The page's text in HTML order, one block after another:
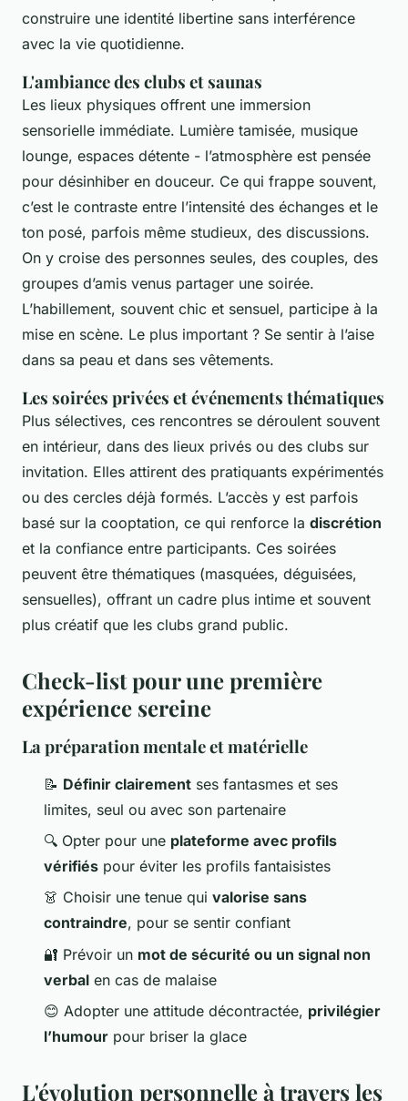
construire une identité libertine sans interférence
avec la vie quotidienne.
L'ambiance des clubs et saunas
Les lieux physiques offrent une immersion
sensorielle immédiate. Lumière tamisée, musique
lounge, espaces détente - l’atmosphère est pensée
pour désinhiber en douceur. Ce qui frappe souvent,
c’est le contraste entre l’intensité des échanges et le
ton posé, parfois même studieux, des discussions.
On y croise des personnes seules, des couples, des
groupes d’amis venus partager une soirée.
L’habillement, souvent chic et sensuel, participe à la
mise en scène. Le plus important ? Se sentir à l’aise
dans sa peau et dans ses vêtements.
Les soirées privées et événements thématiques
Plus sélectives, ces rencontres se déroulent souvent
en intérieur, dans des lieux privés ou des clubs sur
invitation. Elles attirent des pratiquants expérimentés
ou des cercles déjà formés. L’accès y est parfois
basé sur la cooptation, ce qui renforce la discrétion
et la confiance entre participants. Ces soirées
peuvent être thématiques (masquées, déguisées,
sensuelles), offrant un cadre plus intime et souvent
plus créatif que les clubs grand public.
Check-list pour une première
expérience sereine
La préparation mentale et matérielle
📝 Définir clairement ses fantasmes et ses
limites, seul ou avec son partenaire
🔍 Opter pour une plateforme avec profils
vérifiés pour éviter les profils fantaisistes
👗 Choisir une tenue qui valorise sans
contraindre, pour se sentir confiant
🔐 Prévoir un mot de sécurité ou un signal non
verbal en cas de malaise
😊 Adopter une attitude décontractée, privilégier
l’humour pour briser la glace
L'évolution personnelle à travers les